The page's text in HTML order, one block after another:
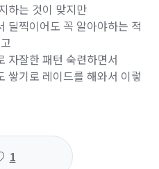
하는 것이 맞지만
딜찍이어도 꼭 알아야하는 적
자잘한 패턴 숙련하면서
쌓기로 레이드를 해와서 이렇
1